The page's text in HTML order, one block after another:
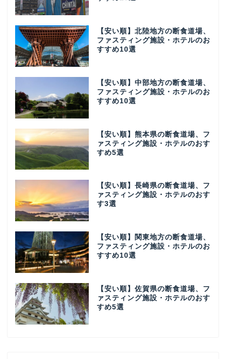
【安い順】北陸地方の断食道場、
ファスティング施設・ホテルのお
すすめ10選
【安い順】中部地方の断食道場、
ファスティング施設・ホテルのお
すすめ10選
【安い順】熊本県の断食道場、フ
ァスティング施設・ホテルのおす
すめ5選
【安い順】長崎県の断食道場、フ
ァスティング施設・ホテルのおす
す3選
【安い順】関東地方の断食道場、
ファスティング施設・ホテルのお
すすめ10選
【安い順】佐賀県の断食道場、フ
ァスティング施設・ホテルのおす
すめ5選